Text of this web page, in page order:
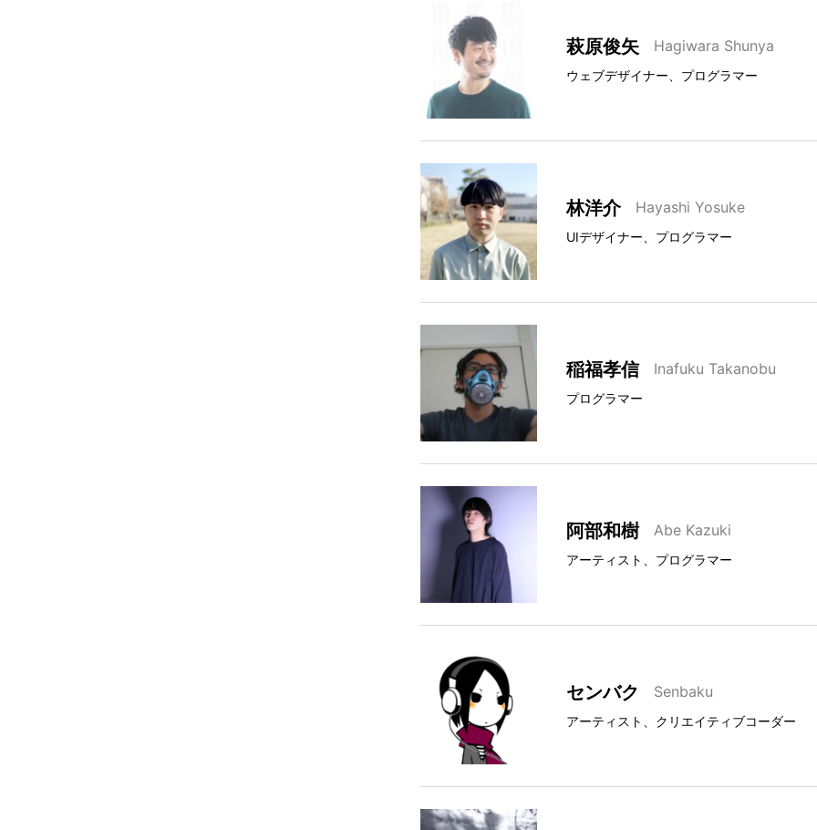
萩原俊矢 Hagiwara Shunya
ウェブデザイナー、プログラマー
林洋介 Hayashi Yosuke
UIデザイナー、プログラマー
稲福孝信 Inafuku Takanobu
プログラマー
阿部和樹 Abe Kazuki
アーティスト、プログラマー
センバク Senbaku
アーティスト、クリエイティブコーダー